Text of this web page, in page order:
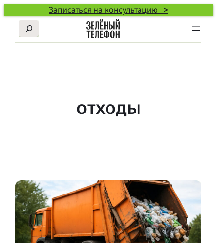
Записаться на консультацию >
Поиск
отходы